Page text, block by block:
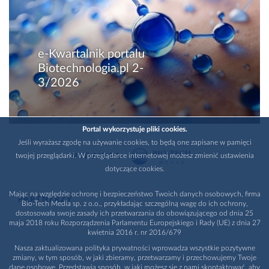
e-Kwartalnik portalu
Biotechnologia.pl 2-
3/2026
WYDAWCA
PARTNERZY
Portal wykorzystuje pliki cookies.
Jeśli wyrażasz zgodę na używanie cookies, to będą one zapisane w pamięci
twojej przeglądarki. W przeglądarce internetowej możesz zmienić ustawienia
dotyczące cookies.
Mając na względzie ochronę i bezpieczeństwo Twoich danych osobowych, firma
Bio-Tech Media sp. z o.o., przykładając szczególną wagę do ich ochrony,
dostosowała swoje zasady ich przetwarzania do obowiązującego od dnia 25
maja 2018 roku Rozporządzenia Parlamentu Europejskiego i Rady (UE) z dnia 27
kwietnia 2016 r. nr 2016/679
Nasza zaktualizowana polityka prywatności wprowadza wszystkie pozytywne
zmiany, w tym sposób, w jaki zbieramy, przetwarzamy i przechowujemy Twoje
dane osobowe. Przedstawia sposób, w jaki możesz się z nami skontaktować, aby